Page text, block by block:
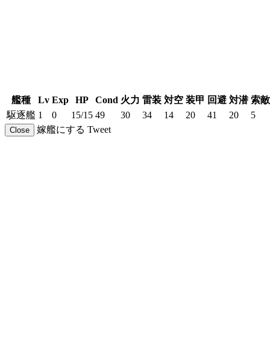
艦種 Lv Exp HP Cond 火力 雷装 対空 装甲 回避 対潜 索敵
駆逐艦 1 0 15/15 49 30 34 14 20 41 20 5
Close 嫁艦にする Tweet